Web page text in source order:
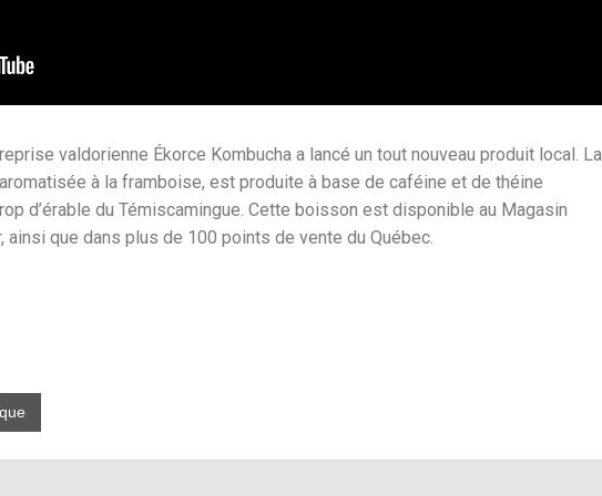
valdorienne Ékorce Kombucha a lancé un tout nouveau produit local. La
à la framboise, est produite à base de caféine et de théine
d’érable du Témiscamingue. Cette boisson est disponible au Magasin
ainsi que dans plus de 100 points de vente du Québec.